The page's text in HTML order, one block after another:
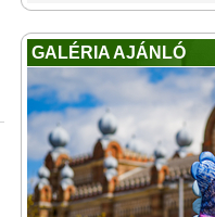
GALÉRIA AJÁNLÓ